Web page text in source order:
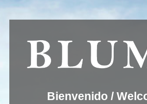
banner-tienda-2-
300×45
Usamos cookies para ofrecer una mejor
invitamos a aceptar. Puede informarse
Aceptar Ajustes
Bienvenido /